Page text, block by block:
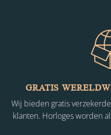
GRATIS
Wij bieden gratis
klanten. Horloges worden